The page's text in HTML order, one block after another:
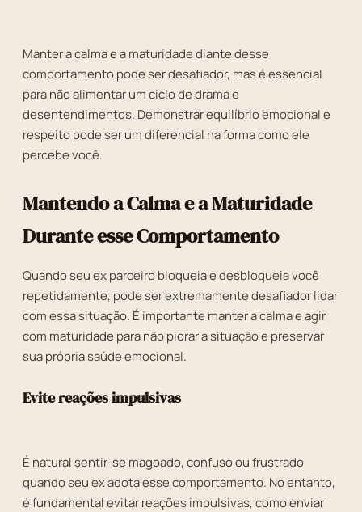
Manter a calma e a maturidade diante desse
comportamento pode ser desafiador, mas é essencial
para não alimentar um ciclo de drama e
desentendimentos. Demonstrar equilíbrio emocional e
respeito pode ser um diferencial na forma como ele
percebe você.
Mantendo a Calma e a Maturidade
Durante esse Comportamento
Quando seu ex parceiro bloqueia e desbloqueia você
repetidamente, pode ser extremamente desafiador lidar
com essa situação. É importante manter a calma e agir
com maturidade para não piorar a situação e preservar
sua própria saúde emocional.
Evite reações impulsivas
É natural sentir-se magoado, confuso ou frustrado
quando seu ex adota esse comportamento. No entanto,
é fundamental evitar reações impulsivas, como enviar